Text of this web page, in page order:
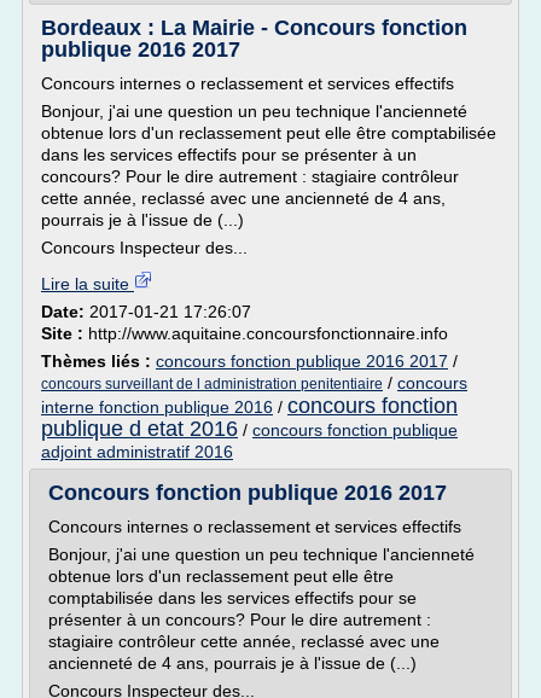
Bordeaux : La Mairie - Concours fonction
publique 2016 2017
Concours internes o reclassement et services effectifs
Bonjour, j'ai une question un peu technique l'ancienneté
obtenue lors d'un reclassement peut elle être comptabilisée
dans les services effectifs pour se présenter à un
concours? Pour le dire autrement : stagiaire contrôleur
cette année, reclassé avec une ancienneté de 4 ans,
pourrais je à l'issue de (...)
Concours Inspecteur des...
Lire la suite
Date: 2017-01-21 17:26:07
Site : http://www.aquitaine.concoursfonctionnaire.info
Thèmes liés : concours fonction publique 2016 2017 /
concours surveillant de l administration penitentiaire / concours
interne fonction publique 2016 / concours fonction
publique d etat 2016 / concours fonction publique
adjoint administratif 2016
Concours fonction publique 2016 2017
Concours internes o reclassement et services effectifs
Bonjour, j'ai une question un peu technique l'ancienneté
obtenue lors d'un reclassement peut elle être
comptabilisée dans les services effectifs pour se
présenter à un concours? Pour le dire autrement :
stagiaire contrôleur cette année, reclassé avec une
ancienneté de 4 ans, pourrais je à l'issue de (...)
Concours Inspecteur des...